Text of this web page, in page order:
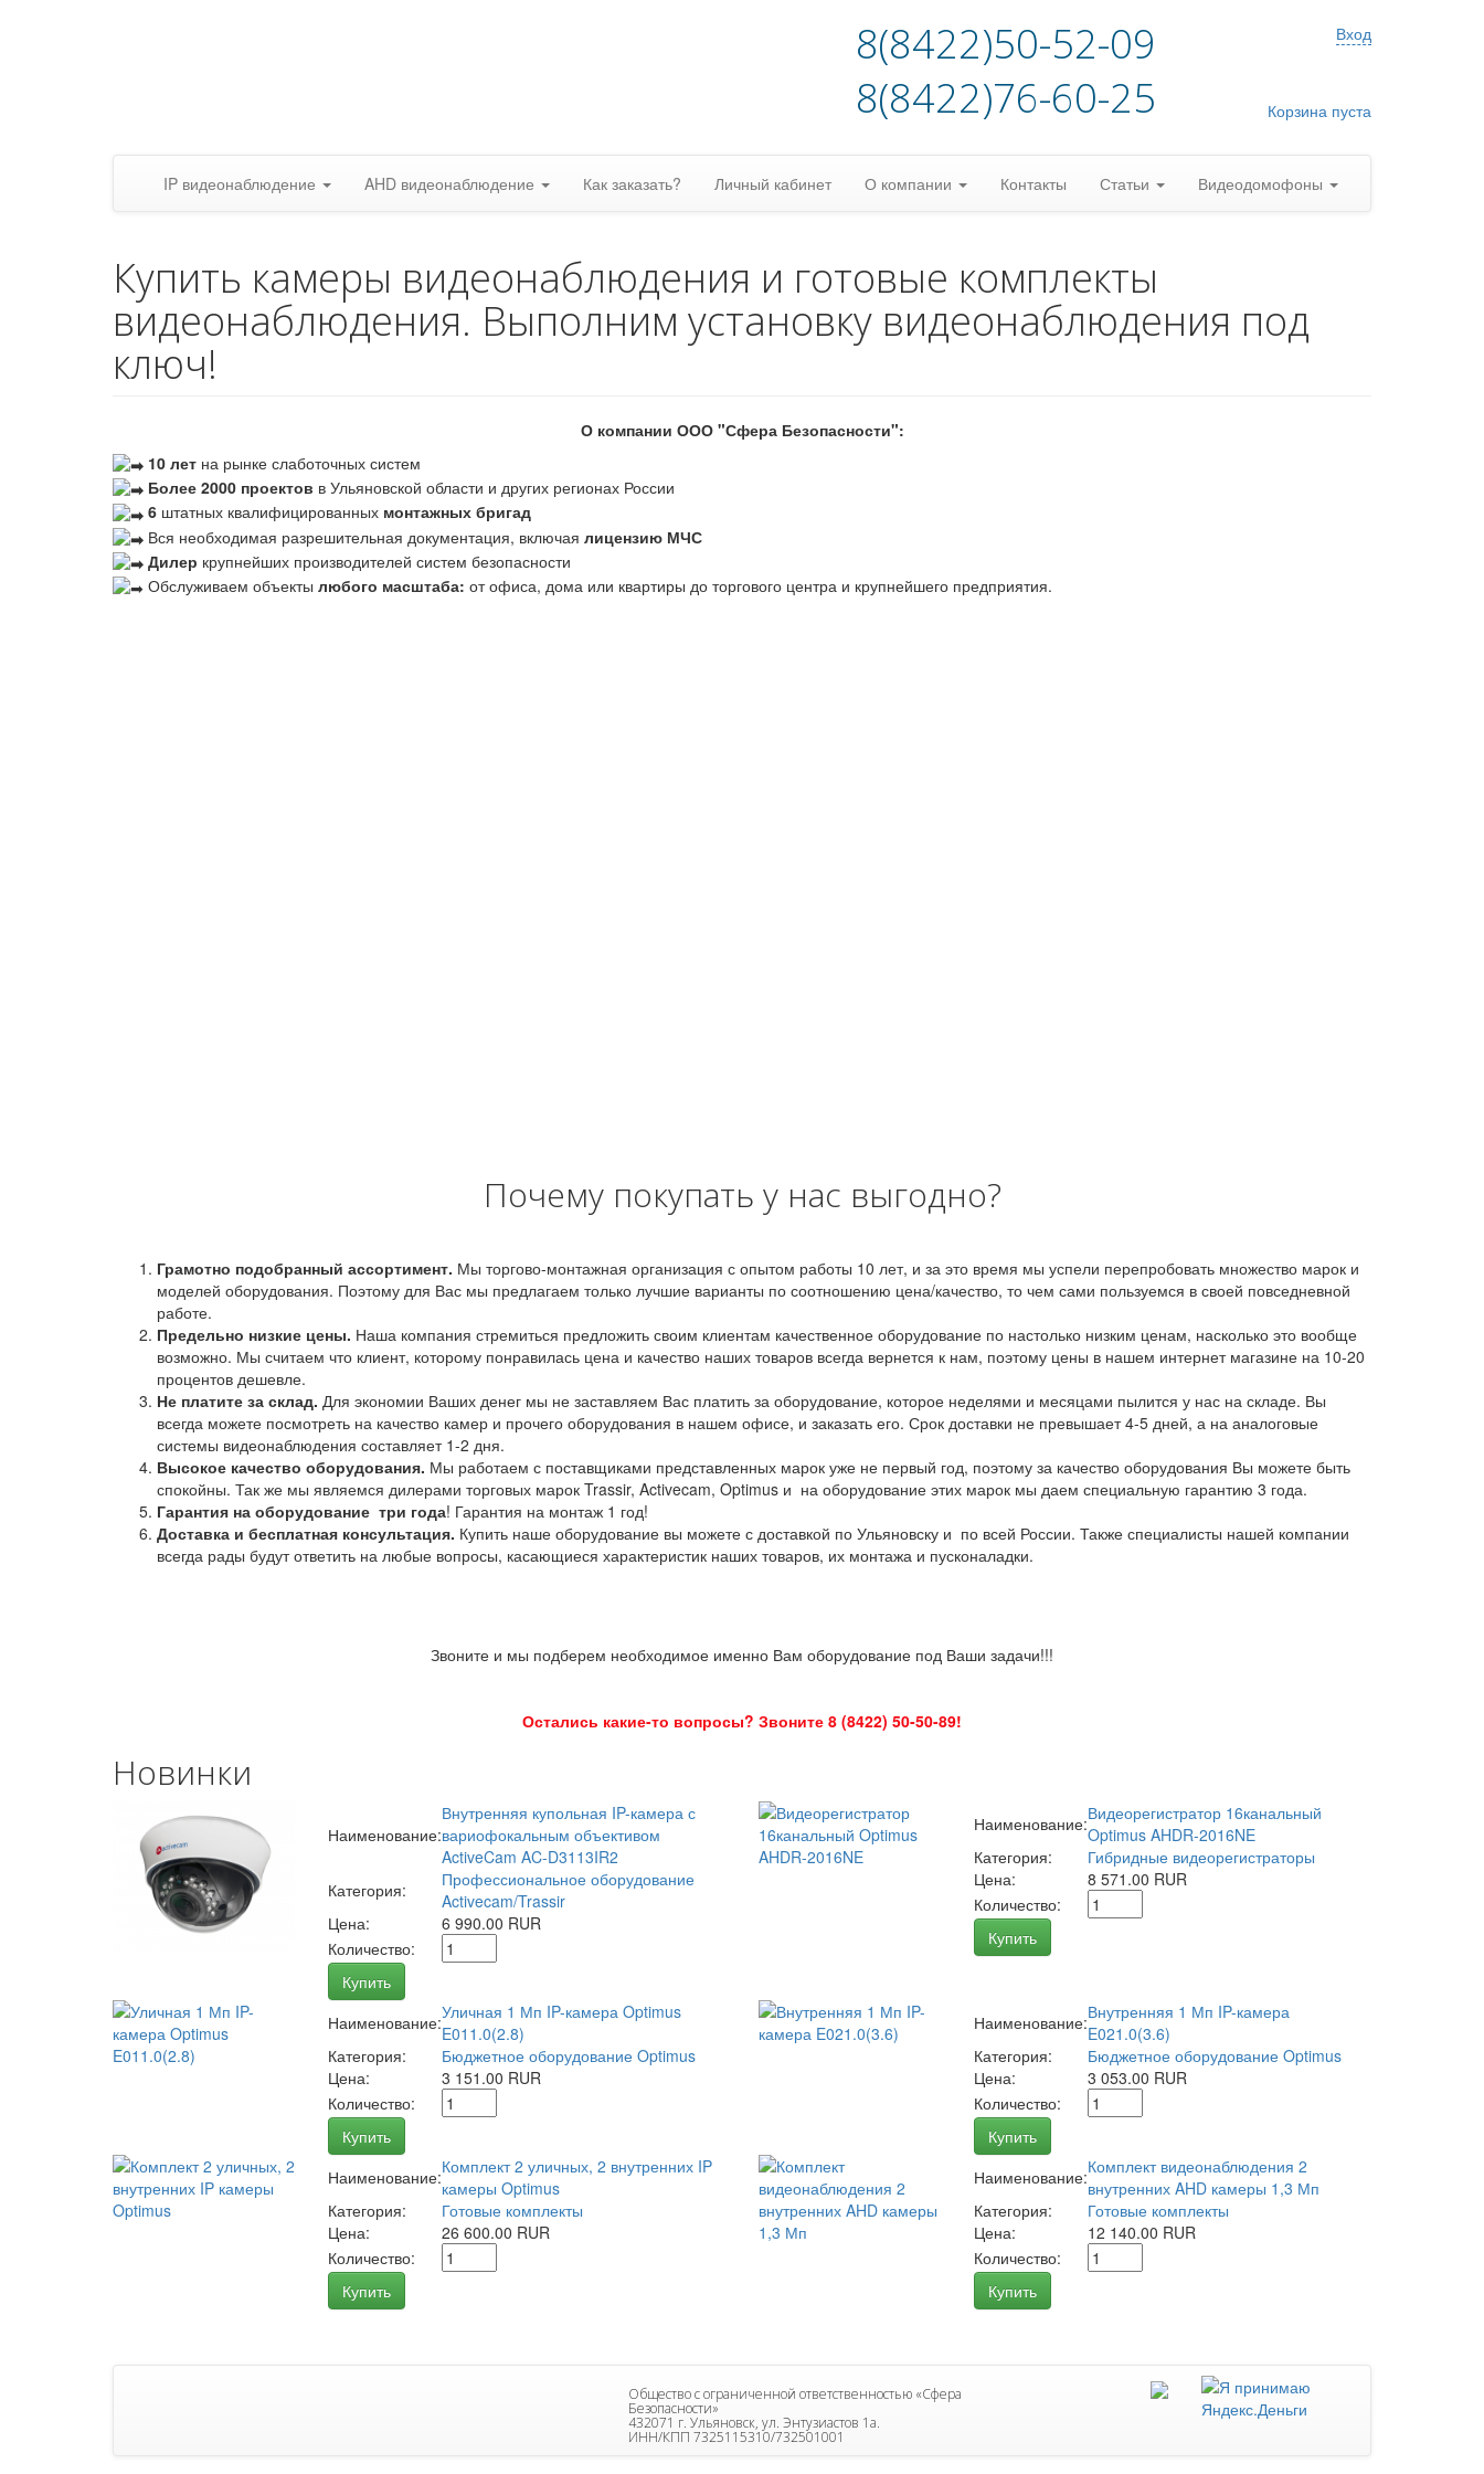
8(8422)50-52-09
8(8422)76-60-25
Вход
Корзина пуста
IP видеонаблюдение AHD видеонаблюдение Как заказать? Личный кабинет О компании Контакты Статьи Видеодомофоны
Купить камеры видеонаблюдения и готовые комплекты
видеонаблюдения. Выполним установку видеонаблюдения под
ключ!
О компании ООО "Сфера Безопасности":
10 лет на рынке слаботочных систем
Более 2000 проектов в Ульяновской области и других регионах России
6 штатных квалифицированных монтажных бригад
Вся необходимая разрешительная документация, включая лицензию МЧС
Дилер крупнейших производителей систем безопасности
Обслуживаем объекты любого масштаба: от офиса, дома или квартиры до торгового центра и крупнейшего предприятия.
Почему покупать у нас выгодно?
Грамотно подобранный ассортимент. Мы торгово-монтажная организация с опытом работы 10 лет, и за это время мы успели перепробовать множество марок и
моделей оборудования. Поэтому для Вас мы предлагаем только лучшие варианты по соотношению цена/качество, то чем сами пользуемся в своей повседневной
работе.
Предельно низкие цены. Наша компания стремиться предложить своим клиентам качественное оборудование по настолько низким ценам, насколько это вообще
возможно. Мы считаем что клиент, которому понравилась цена и качество наших товаров всегда вернется к нам, поэтому цены в нашем интернет магазине на 10-20
процентов дешевле.
Не платите за склад. Для экономии Ваших денег мы не заставляем Вас платить за оборудование, которое неделями и месяцами пылится у нас на складе. Вы
всегда можете посмотреть на качество камер и прочего оборудования в нашем офисе, и заказать его. Срок доставки не превышает 4-5 дней, а на аналоговые
системы видеонаблюдения составляет 1-2 дня.
Высокое качество оборудования. Мы работаем с поставщиками представленных марок уже не первый год, поэтому за качество оборудования Вы можете быть
спокойны. Так же мы являемся дилерами торговых марок Trassir, Activecam, Optimus и на оборудование этих марок мы даем специальную гарантию 3 года.
Гарантия на оборудование три года! Гарантия на монтаж 1 год!
Доставка и бесплатная консультация. Купить наше оборудование вы можете с доставкой по Ульяновску и по всей России. Также специалисты нашей компании
всегда рады будут ответить на любые вопросы, касающиеся характеристик наших товаров, их монтажа и пусконаладки.
Звоните и мы подберем необходимое именно Вам оборудование под Ваши задачи!!!
Остались какие-то вопросы? Звоните 8 (8422) 50-50-89!
Новинки
Наименование:
Внутренняя купольная IP-камера с
вариофокальным объективом
ActiveCam AC-D3113IR2
Категория:
Профессиональное оборудование
Activecam/Trassir
Цена:
6 990.00 RUR
Количество:
Купить
Наименование:Видеорегистратор 16канальный
Optimus AHDR-2016NE
Категория:
Гибридные видеорегистраторы
Цена:
8 571.00 RUR
Количество:
Купить
Наименование:Уличная 1 Мп IP-камера Optimus
E011.0(2.8)
Категория:
Бюджетное оборудование Optimus
Цена:
3 151.00 RUR
Количество:
Купить
Наименование:Внутренняя 1 Мп IP-камера
E021.0(3.6)
Категория:
Бюджетное оборудование Optimus
Цена:
3 053.00 RUR
Количество:
Купить
Наименование:Комплект 2 уличных, 2 внутренних IP
камеры Optimus
Категория:
Готовые комплекты
Цена:
26 600.00 RUR
Количество:
Купить
Наименование:Комплект видеонаблюдения 2
внутренних AHD камеры 1,3 Мп
Категория:
Готовые комплекты
Цена:
12 140.00 RUR
Количество:
Купить
Общество с ограниченной ответственностью «Сфера
Безопасности»
432071 г. Ульяновск, ул. Энтузиастов 1а.
ИНН/КПП 7325115310/732501001